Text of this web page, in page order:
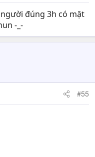
đúng 3h có mặt
-_-
#55